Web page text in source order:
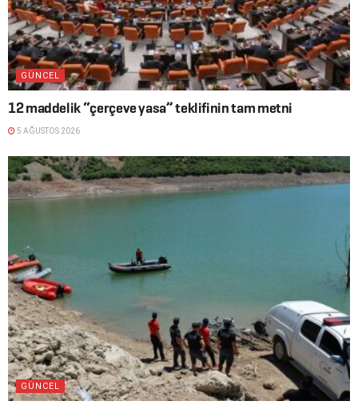
GÜNCEL
12 maddelik “çerçeve yasa” teklifinin tam metni
5 AĞUSTOS 2026
GÜNCEL